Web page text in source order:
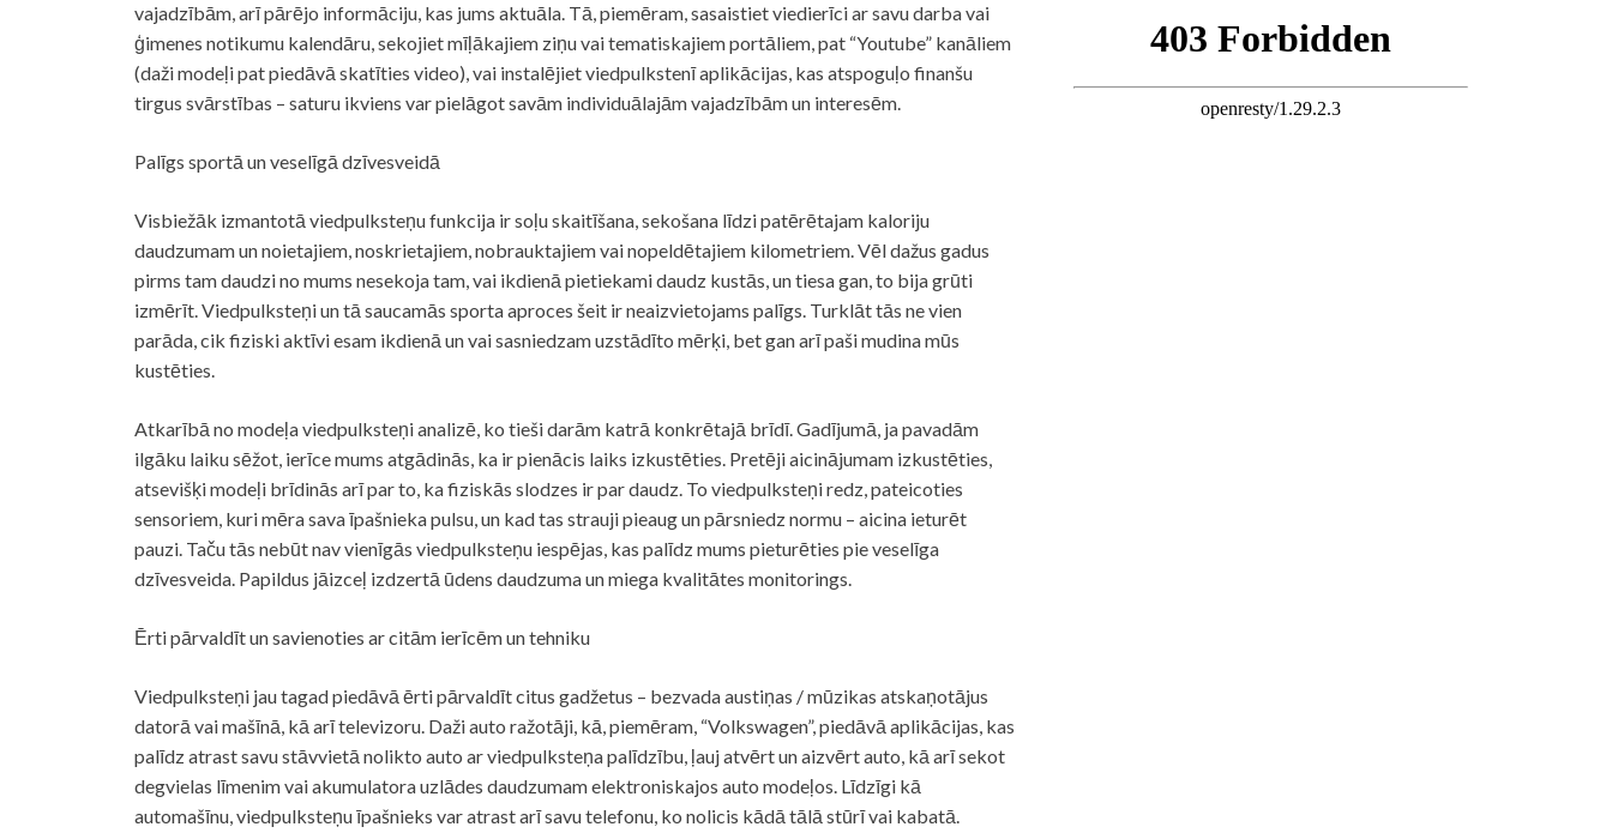
vajadzībām, arī pārējo informāciju, kas jums aktuāla. Tā, piemēram, sasaistiet viedierīci ar savu darba vai
ģimenes notikumu kalendāru, sekojiet mīļākajiem ziņu vai tematiskajiem portāliem, pat “Youtube” kanāliem
(daži modeļi pat piedāvā skatīties video), vai instalējiet viedpulkstenī aplikācijas, kas atspoguļo finanšu
tirgus svārstības – saturu ikviens var pielāgot savām individuālajām vajadzībām un interesēm.
Palīgs sportā un veselīgā dzīvesveidā
Visbiežāk izmantotā viedpulksteņu funkcija ir soļu skaitīšana, sekošana līdzi patērētajam kaloriju
daudzumam un noietajiem, noskrietajiem, nobrauktajiem vai nopeldētajiem kilometriem. Vēl dažus gadus
pirms tam daudzi no mums nesekoja tam, vai ikdienā pietiekami daudz kustās, un tiesa gan, to bija grūti
izmērīt. Viedpulksteņi un tā saucamās sporta aproces šeit ir neaizvietojams palīgs. Turklāt tās ne vien
parāda, cik fiziski aktīvi esam ikdienā un vai sasniedzam uzstādīto mērķi, bet gan arī paši mudina mūs
kustēties.
Atkarībā no modeļa viedpulksteņi analizē, ko tieši darām katrā konkrētajā brīdī. Gadījumā, ja pavadām
ilgāku laiku sēžot, ierīce mums atgādinās, ka ir pienācis laiks izkustēties. Pretēji aicinājumam izkustēties,
atsevišķi modeļi brīdinās arī par to, ka fiziskās slodzes ir par daudz. To viedpulksteņi redz, pateicoties
sensoriem, kuri mēra sava īpašnieka pulsu, un kad tas strauji pieaug un pārsniedz normu – aicina ieturēt
pauzi. Taču tās nebūt nav vienīgās viedpulksteņu iespējas, kas palīdz mums pieturēties pie veselīga
dzīvesveida. Papildus jāizceļ izdzertā ūdens daudzuma un miega kvalitātes monitorings.
Ērti pārvaldīt un savienoties ar citām ierīcēm un tehniku
Viedpulksteņi jau tagad piedāvā ērti pārvaldīt citus gadžetus – bezvada austiņas / mūzikas atskaņotājus
datorā vai mašīnā, kā arī televizoru. Daži auto ražotāji, kā, piemēram, “Volkswagen”, piedāvā aplikācijas, kas
palīdz atrast savu stāvvietā nolikto auto ar viedpulksteņa palīdzību, ļauj atvērt un aizvērt auto, kā arī sekot
degvielas līmenim vai akumulatora uzlādes daudzumam elektroniskajos auto modeļos. Līdzīgi kā
automašīnu, viedpulksteņu īpašnieks var atrast arī savu telefonu, ko nolicis kādā tālā stūrī vai kabatā.